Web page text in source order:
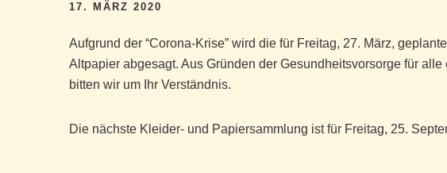
17. MÄRZ 2020
Aufgrund der “Corona-Krise” wird die für Freitag, 27. März,
Altpapier abgesagt. Aus Gründen der Gesundheitsvorsorge für
bitten wir um Ihr Verständnis.
Die nächste Kleider- und Papiersammlung ist für Freitag, 25.